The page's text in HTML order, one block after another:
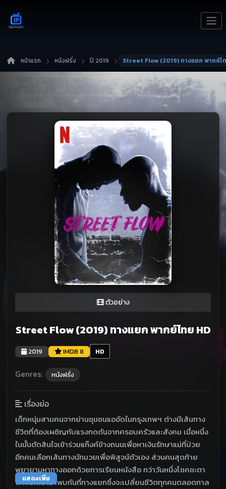
หน้าแรก หนังฝรั่ง ปี 2019 Street Flow (2019) ทางแยก พากย์ไ
ตัวอย่าง
Street Flow (2019) ทางแยก พากย์ไทย HD
2019 IMDB 8 HD
Genres: หนังฝรั่ง
เรื่องย่อ
เด็กหนุ่มสามคนจากย่านชุมชนแออัดในกรุงเทพฯ ต่างมีเส้นทาง
ชีวิตที่ต้องเผชิญกับแรงกดดันจากครอบครัวและสังคม เมื่อหนึ่ง
ในนั้นตัดสินใจเข้าร่วมแก๊งค์ข้างถนนเพื่อหาเงินรักษาแม่ที่ป่วย
อีกคนเลือกเส้นทางนักมวยเพื่อพิสูจน์ตัวเอง ส่วนคนสุดท้าย
พยายามหาทางออกด้วยการเรียนหนังสือ ทว่าวันหนึ่งโชคชะตา
พาพวกเขามาพบกันที่ทางแยกซึ่งจะเปลี่ยนชีวิตทุกคนตลอดกาล
แสดงเพิ่ม